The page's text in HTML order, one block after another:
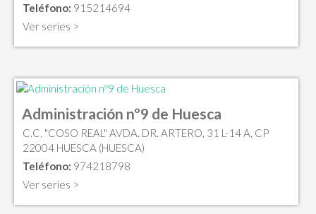
Teléfono: 915214694
Ver series >
Administración nº9 de Huesca
C.C. "COSO REAL" AVDA. DR. ARTERO, 31 L-14 A, CP
22004 HUESCA (HUESCA)
Teléfono: 974218798
Ver series >